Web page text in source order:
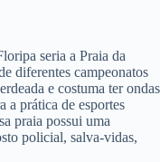
seria a Praia da
diferentes campeonatos
e costuma ter ondas
a prática de esportes
praia possui uma
policial, salva-vidas,